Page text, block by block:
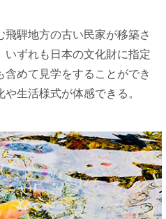
騨地方の古い民家が移築さ
いずれも日本の文化財に指定
めて見学をすることができ
生活様式が体感できる。